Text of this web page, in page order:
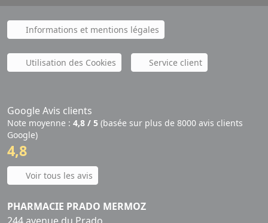
Informations et mentions légales
Utilisation des Cookies Service client
Google Avis clients
Note moyenne : 4,8 / 5 (basée sur plus de 8000 avis clients
Google)
4,8
Voir tous les avis
PHARMACIE PRADO MERMOZ